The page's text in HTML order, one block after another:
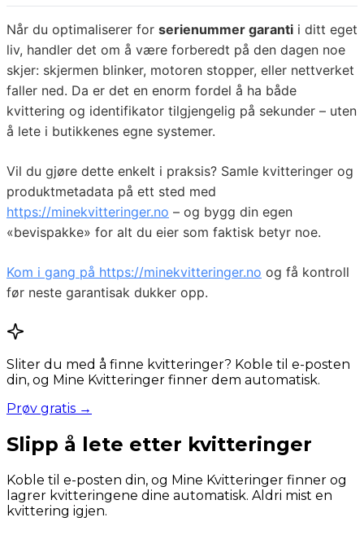
Når du optimaliserer for serienummer garanti i ditt eget
liv, handler det om å være forberedt på den dagen noe
skjer: skjermen blinker, motoren stopper, eller nettverket
faller ned. Da er det en enorm fordel å ha både
kvittering og identifikator tilgjengelig på sekunder – uten
å lete i butikkenes egne systemer.
Vil du gjøre dette enkelt i praksis? Samle kvitteringer og
produktmetadata på ett sted med
https://minekvitteringer.no – og bygg din egen
«bevispakke» for alt du eier som faktisk betyr noe.
Kom i gang på https://minekvitteringer.no og få kontroll
før neste garantisak dukker opp.
Sliter du med å finne kvitteringer? Koble til e-posten
din, og Mine Kvitteringer finner dem automatisk.
Prøv gratis →
Slipp å lete etter kvitteringer
Koble til e-posten din, og Mine Kvitteringer finner og
lagrer kvitteringene dine automatisk. Aldri mist en
kvittering igjen.